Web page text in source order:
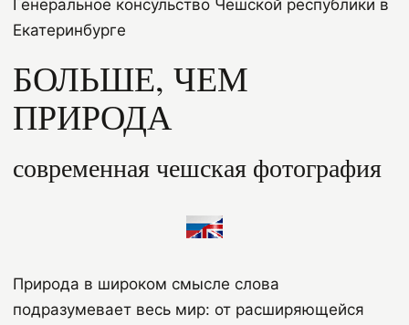
Генеральное консульство Чешской республики в
Екатеринбурге
БОЛЬШЕ, ЧЕМ
ПРИРОДА
современная чешская фотография
Природа в широком смысле слова
подразумевает весь мир: от расширяющейся